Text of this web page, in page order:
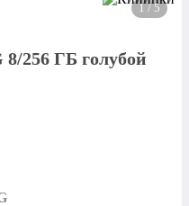
1 / 5
8/256 ГБ голубой